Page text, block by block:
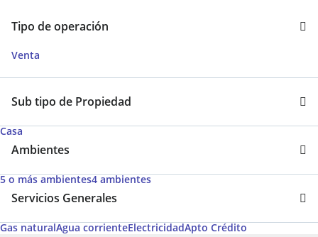
Tipo de operación
Venta
Sub tipo de Propiedad
Casa
Ambientes
5 o más ambientes4 ambientes
Servicios Generales
Gas naturalAgua corrienteElectricidadApto Crédito